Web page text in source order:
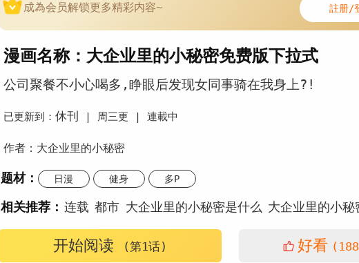
成為会员解锁更多精彩内容~ 註册/
漫画名称：大企业里的小秘密免费版下拉式
公司聚餐不小心喝多,睁眼后发现女同事骑在我身上?!
已更新到： 休刊 | 周三更 | 連載中
作者：大企业里的小秘密
题材： 日漫 健身 多P
相关推荐： 连载 都市 大企业里的小秘密是什么 大企业里的小秘
大企业里的小秘密包括 企业大秘是什么职位 大企业的故事 大企
开始阅读 (第1话) 好看